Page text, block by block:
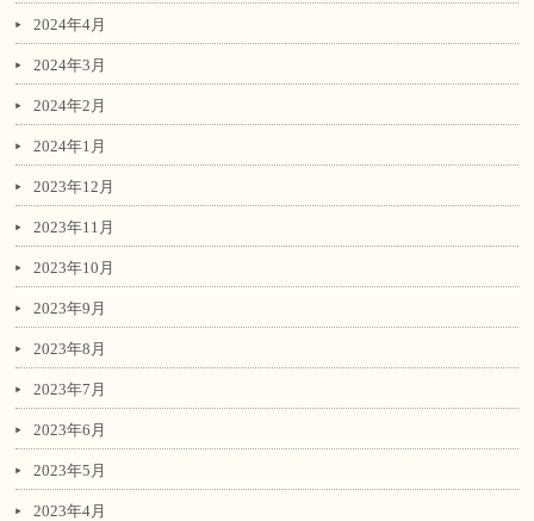
2024年4月
2024年3月
2024年2月
2024年1月
2023年12月
2023年11月
2023年10月
2023年9月
2023年8月
2023年7月
2023年6月
2023年5月
2023年4月